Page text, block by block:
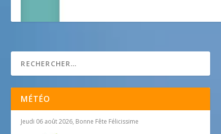
MÉTÉO
Jeudi 06 août 2026, Bonne Fête Félicissime